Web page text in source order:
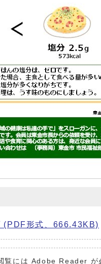
形式、666.43KB)
覧には Adobe Reader が